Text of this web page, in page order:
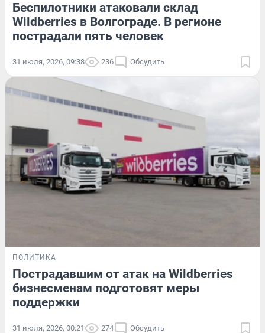
Беспилотники атаковали склад
Wildberries в Волгограде. В регионе
пострадали пять человек
31 июля, 2026, 09:38 236 Обсудить
ПОЛИТИКА
Пострадавшим от атак на Wildberries
бизнесменам подготовят меры
поддержки
31 июля, 2026, 00:21 274 Обсудить